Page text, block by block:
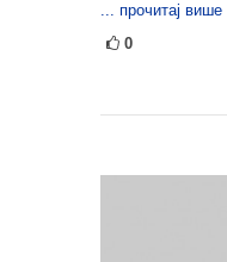
... прочитај више
0